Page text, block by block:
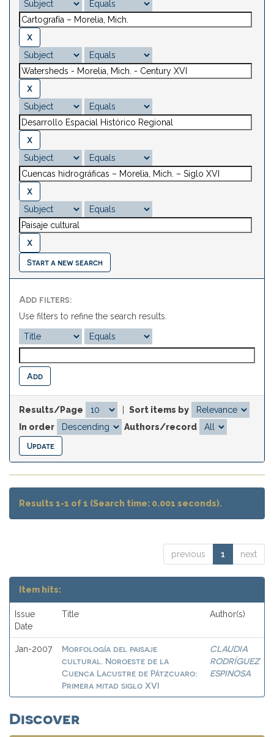
Start a new search
Add filters:
Use filters to refine the search results.
Results/Page
Sort items by
In order
Authors/record
Results 1-1 of 1 (Search time: 0.001 seconds).
previous 1 next
Item hits:
Issue
Date
Title Author(s)
Jan-2007
Morfología del paisaje
cultural. Noroeste de la
Cuenca Lacustre de Pátzcuaro:
Primera mitad siglo XVI
CLAUDIA
RODRÍGUEZ
ESPINOSA
Discover